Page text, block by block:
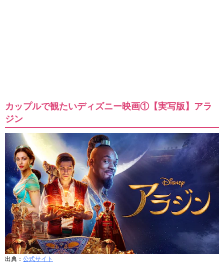
カップルで観たいディズニー映画①【実写版】アラ
ジン
出典： 公式サイト